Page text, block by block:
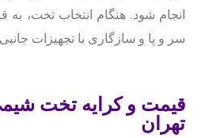
انجام شود. هنگام انتخاب تخت، به
سر و پا و سازگاری با تجهیزات
قیمت و کرایه تخت
تهران